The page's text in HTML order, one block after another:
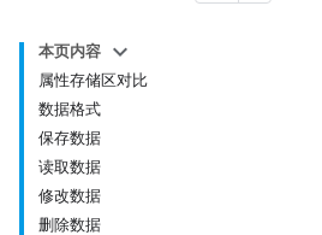
本页内容
属性存储区对比
数据格式
保存数据
读取数据
修改数据
删除数据